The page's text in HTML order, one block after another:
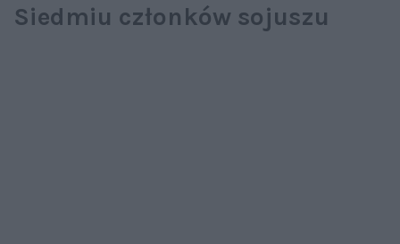
Siedmiu członków sojuszu